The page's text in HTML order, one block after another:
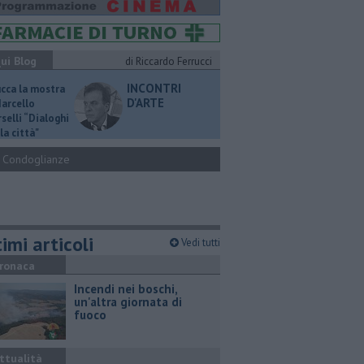
Blog
di Riccardo Ferrucci
la mostra
“Dialoghi
città"
INCONTRI
D'ARTE
Condoglianze
articoli Vedi tutti
Incendi nei boschi,
un'altra giornata di
fuoco